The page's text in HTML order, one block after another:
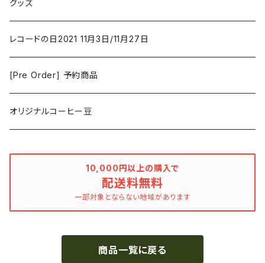
アニメーション
ゲーム
ミュージカル/音楽/ドキュメンタリー/コンピ
Hovvdy
Grouper
Bill Callahan
Phoebe Bridgers
洋服
グッズ
レコードの日2021 11月3日/11月27日
[Pre Order] 予約商品
オリジナルコーヒー豆
10,000円以上の購入で
配送料無料
一部対象とならない地域があります
商品一覧に戻る